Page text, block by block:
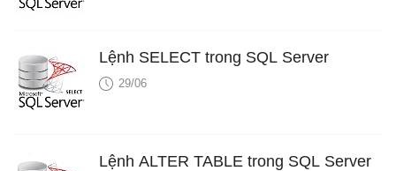
Lệnh SELECT trong SQL Server
29/06
Lệnh ALTER TABLE trong SQL Server